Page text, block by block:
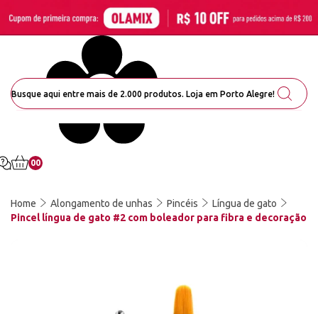
00
Home Alongamento de unhas Pincéis
Língua de gato
Pincel língua de gato #2 com boleador para fibra e decoração